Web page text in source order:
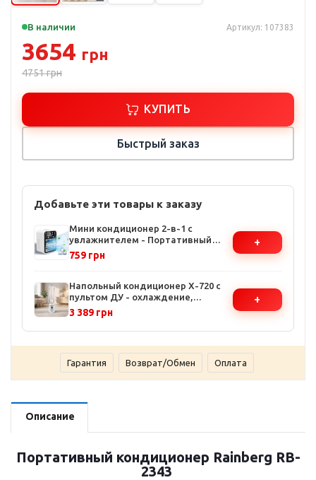
В наличии Артикул: 107383
3654 грн
4751грн
КУПИТЬ
Быстрый заказ
Добавьте эти товары к заказу
Мини кондиционер 2-в-1 с
увлажнителем - Портативный
воздухоохладитель, 2 скорости,
аккумулятор 3000 мАч, сенсорное
759 грн
+
Напольный кондиционер X-720 с
пультом ДУ - охлаждение,
вентиляция, осушение, 2 режима
работы
3 389 грн
+
Гарантия Возврат/Обмен Оплата
Описание
Портативный кондиционер Rainberg RB-
2343